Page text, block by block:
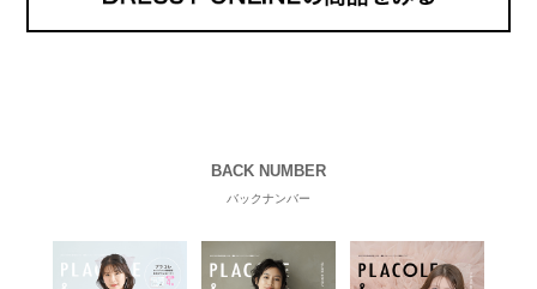
BACK NUMBER
バックナンバー